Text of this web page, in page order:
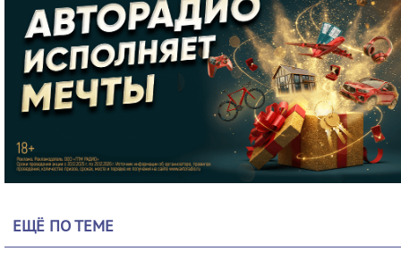
ЕЩЁ ПО ТЕМЕ